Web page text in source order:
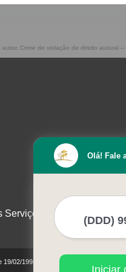
Crime de violação de direito autoral
Serviços
02/1998)
Olá! Fale
Iniciar